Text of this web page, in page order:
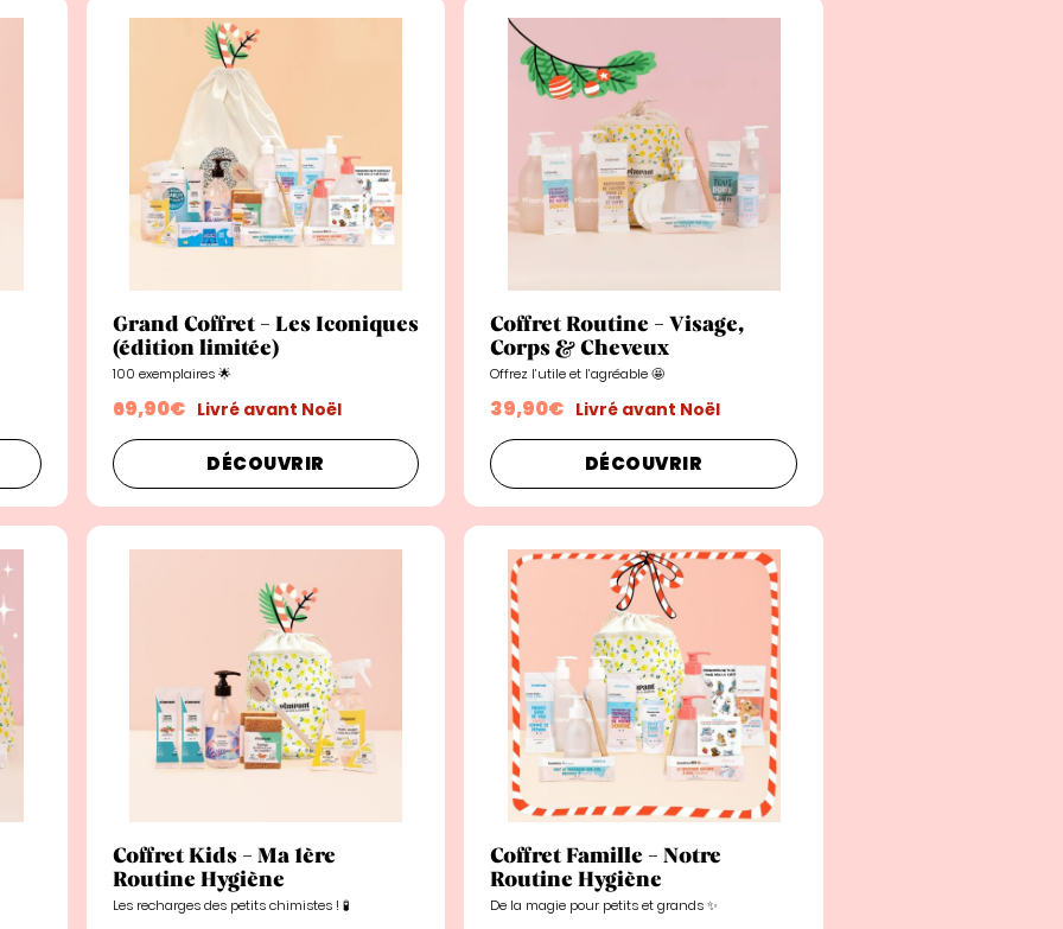
Grand Coffret - Les Iconiques
(édition limitée)
100 exemplaires 🌟
69,90€ Livré avant Noël
DÉCOUVRIR
Coffret Routine - Visage,
Corps & Cheveux
Offrez l’utile et l’agréable 🤩
39,90€ Livré avant Noël
DÉCOUVRIR
Coffret Kids - Ma 1ère
Routine Hygiène
Les recharges des petits chimistes ! 🧪
Coffret Famille - Notre
Routine Hygiène
De la magie pour petits et grands ✨